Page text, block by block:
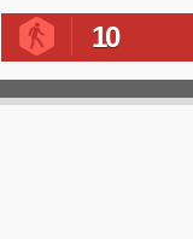
10